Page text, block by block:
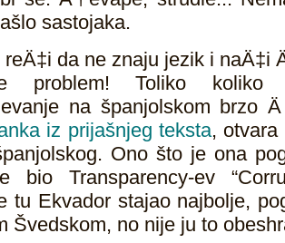
sastojaka.
da ne znaju jezik i naÄ‡i
problem! Toliko
na španjolskom brzo
iz prijašnjeg teksta, otvara
Ono što je ona
bio Transparency-ev
tu Ekvador stajao najbolje,
Švedskom, no nije ju to